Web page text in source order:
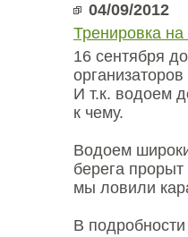
04/09/2012
Тренировка
16 сентября
И т.к. водоем
к чему.
Водоем
берега
мы ловили
В подробности